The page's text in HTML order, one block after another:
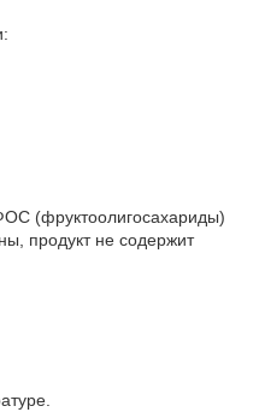
(фруктоолигосахариды)
продукт не содержит